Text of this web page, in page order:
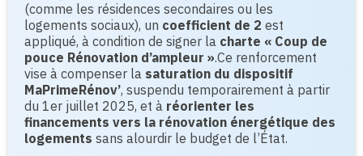
(comme les résidences secondaires ou les
logements sociaux), un coefficient de 2 est
appliqué, à condition de signer la charte « Coup de
pouce Rénovation d’ampleur ».Ce renforcement
vise à compenser la saturation du dispositif
MaPrimeRénov’, suspendu temporairement à partir
du 1er juillet 2025, et à réorienter les
financements vers la rénovation énergétique des
logements sans alourdir le budget de l’État.